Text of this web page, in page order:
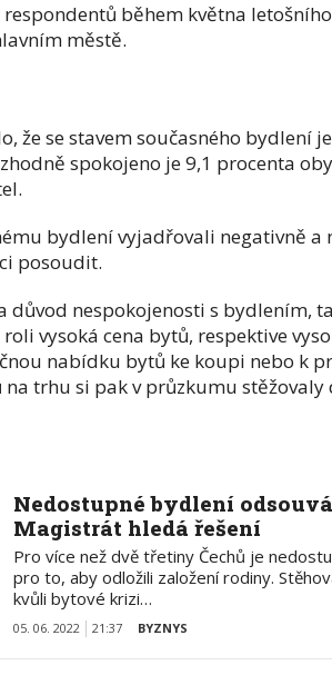
během května
městě.
že se stavem současného bydlení
spokojeno je 9,1 procenta
bydlení vyjadřovali negativně a
posoudit.
důvod nespokojenosti s bydlením,
vysoká cena bytů, respektive
nabídku bytů ke koupi nebo k
trhu si pak v průzkumu stěžovaly
Nedostupné bydlení
Magistrát hledá řešení
Pro více než dvě třetiny Čechů je
pro to, aby odložili založení rodiny.
kvůli bytové krizi…
05. 06. 2022 21:37 BYZNYS